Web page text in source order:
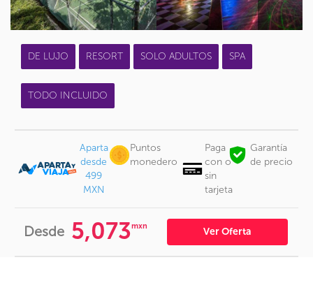
DE LUJO RESORT SOLO ADULTOS SPA
TODO INCLUIDO
Aparta
desde
499
MXN
Puntos
monedero
Paga
con o
sin
tarjeta
Garantía
de precio
Desde 5,073mxn Ver Oferta